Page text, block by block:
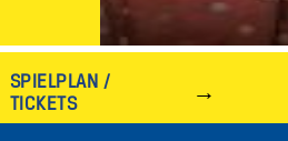
SPIELPLAN /
TICKETS